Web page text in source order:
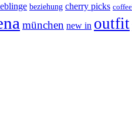
beziehung cherry picks
münchen new in outfit